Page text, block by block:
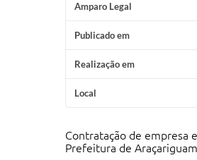
Amparo Legal
Publicado em
Realização em
Local
Contratação de empresa
Prefeitura de